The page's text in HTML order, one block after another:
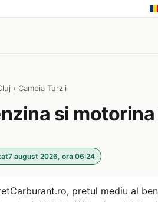
› Campia Turzii
si motorina
7 august 2026, ora 06:24
pretul mediu al